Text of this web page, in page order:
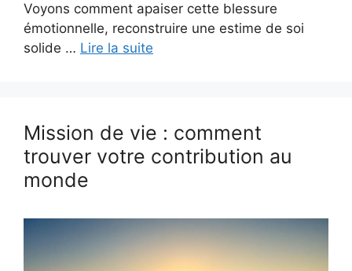
Voyons comment apaiser cette blessure
émotionnelle, reconstruire une estime de soi
solide … Lire la suite
Mission de vie : comment
trouver votre contribution au
monde